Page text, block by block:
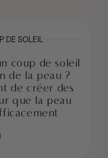
DE SOLEIL
coup de soleil
de la peau ?
de créer des
que la peau